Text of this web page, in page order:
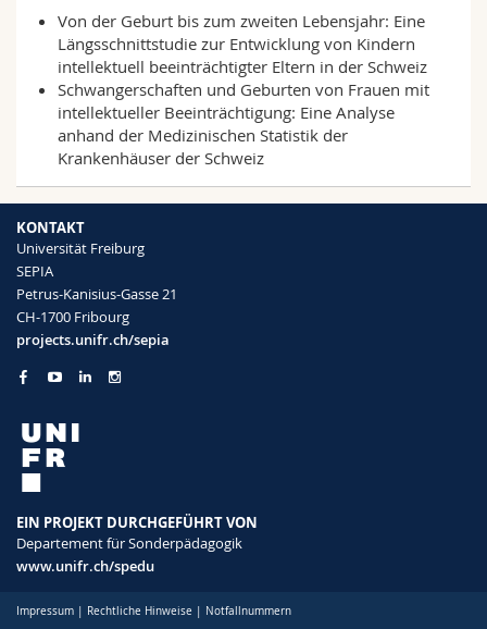
Von der Geburt bis zum zweiten Lebensjahr: Eine
Längsschnittstudie zur Entwicklung von Kindern
intellektuell beeinträchtigter Eltern in der Schweiz
Schwangerschaften und Geburten von Frauen mit
intellektueller Beeinträchtigung: Eine Analyse
anhand der Medizinischen Statistik der
Krankenhäuser der Schweiz
KONTAKT
Universität Freiburg
SEPIA
Petrus-Kanisius-Gasse 21
CH-1700 Fribourg
projects.unifr.ch/sepia
EIN PROJEKT DURCHGEFÜHRT VON
Departement für Sonderpädagogik
www.unifr.ch/spedu
Impressum | Rechtliche Hinweise | Notfallnummern